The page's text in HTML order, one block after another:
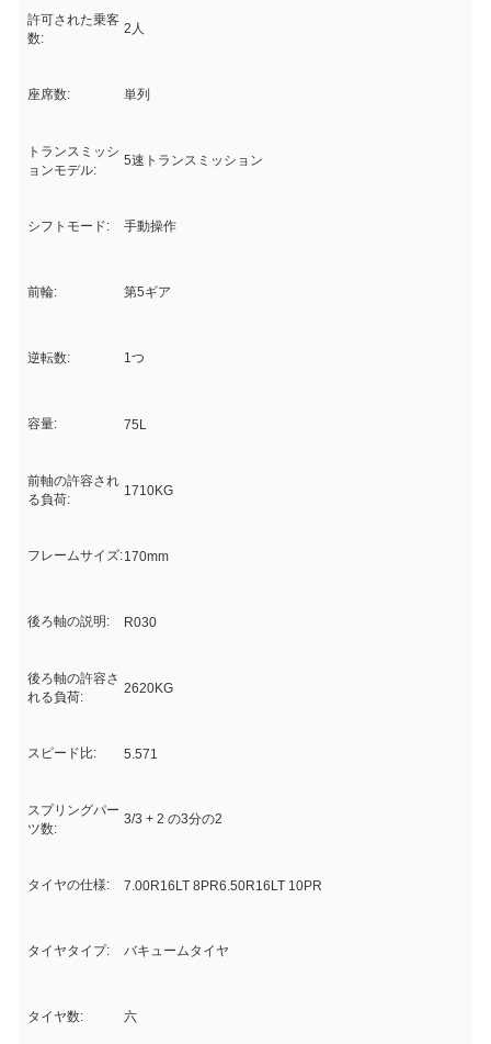
許可された乗客
数:
2人
座席数: 単列
トランスミッシ
ョンモデル:
5速トランスミッション
シフトモード: 手動操作
前輪: 第5ギア
逆転数: 1つ
容量: 75L
前軸の許容され
る負荷:
1710KG
フレームサイズ:170mm
後ろ軸の説明: R030
後ろ軸の許容さ
れる負荷:
2620KG
スピード比: 5.571
スプリングパー
ツ数:
3/3 + 2 の3分の2
タイヤの仕様: 7.00R16LT 8PR6.50R16LT 10PR
タイヤタイプ: バキュームタイヤ
タイヤ数: 六